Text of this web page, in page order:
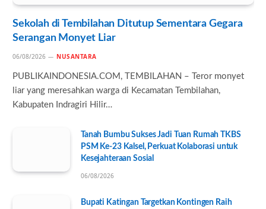
Sekolah di Tembilahan Ditutup Sementara Gegara
Serangan Monyet Liar
06/08/2026 NUSANTARA
PUBLIKAINDONESIA.COM, TEMBILAHAN – Teror monyet
liar yang meresahkan warga di Kecamatan Tembilahan,
Kabupaten Indragiri Hilir…
Tanah Bumbu Sukses Jadi Tuan Rumah TKBS
PSM Ke-23 Kalsel, Perkuat Kolaborasi untuk
Kesejahteraan Sosial
06/08/2026
Bupati Katingan Targetkan Kontingen Raih